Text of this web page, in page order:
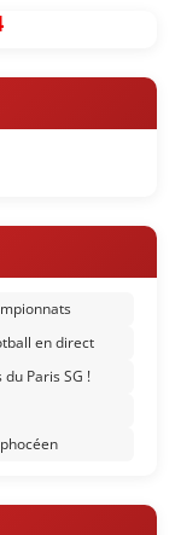
en direct
Paris SG !